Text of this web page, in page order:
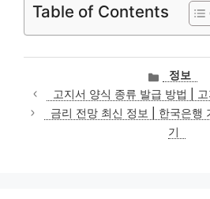
Table of Contents
카
테
고
리
정보
고지서 양식 종류 발급 방법 |
금리 전망 최신 정보 | 한국은행
기